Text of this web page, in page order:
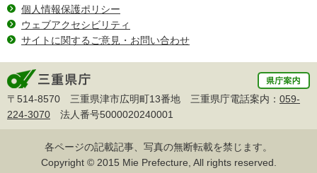
個人情報保護ポリシー
ウェブアクセシビリティ
サイトに関するご意見・お問い合わせ
〒514-8570 三重県津市広明町13番地 三重県庁電話案内： 059-
224-3070 法人番号5000020240001
各ページの記載記事、写真の無断転載を禁じます。
Copyright © 2015 Mie Prefecture, All rights reserved.